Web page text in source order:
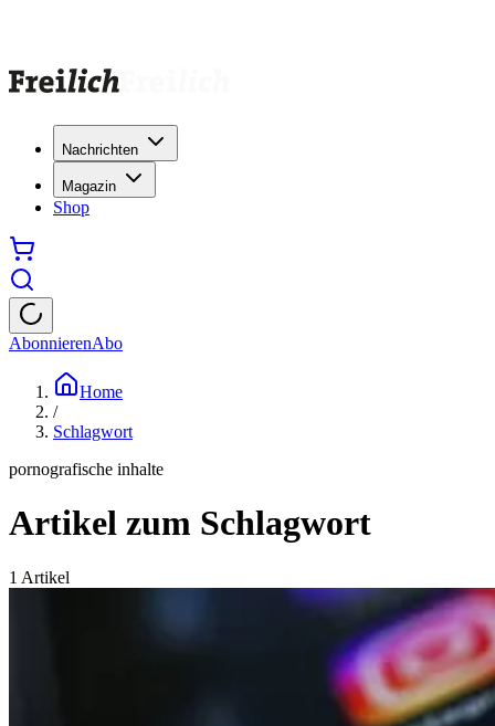
Nachrichten
Magazin
Shop
AbonnierenAbo
Home
/
Schlagwort
pornografische inhalte
Artikel zum Schlagwort
1 Artikel